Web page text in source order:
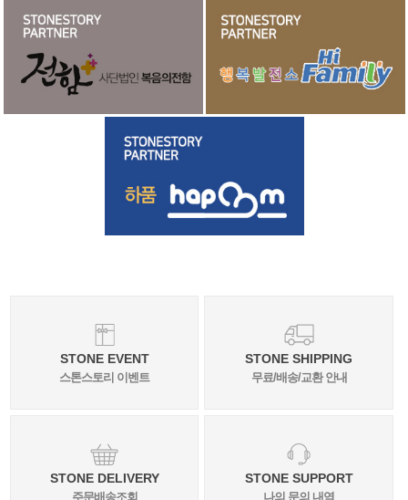
STONE EVENT
스톤스토리 이벤트
STONE SHIPPING
무료/배송/교환 안내
STONE DELIVERY
주문배송조회
STONE SUPPORT
나의 문의 내역